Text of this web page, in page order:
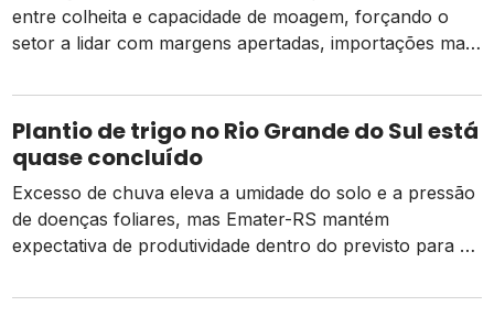
entre colheita e capacidade de moagem, forçando o
setor a lidar com margens apertadas, importações mais
Plantio de trigo no Rio Grande do Sul está
quase concluído
Excesso de chuva eleva a umidade do solo e a pressão
de doenças foliares, mas Emater-RS mantém
expectativa de produtividade dentro do previsto para a